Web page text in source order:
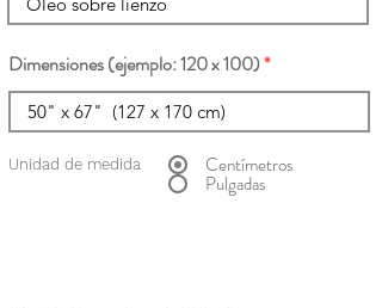
Dimensiones (ejemplo: 120 x 100)
Unidad de medida Centímetros
Pulgadas